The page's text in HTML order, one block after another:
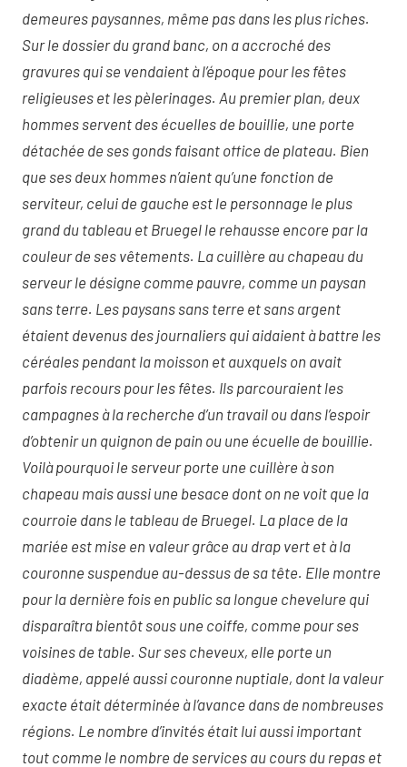
demeures paysannes, même pas dans les plus riches.
Sur le dossier du grand banc, on a accroché des
gravures qui se vendaient à l’époque pour les fêtes
religieuses et les pèlerinages. Au premier plan, deux
hommes servent des écuelles de bouillie, une porte
détachée de ses gonds faisant office de plateau. Bien
que ses deux hommes n’aient qu’une fonction de
serviteur, celui de gauche est le personnage le plus
grand du tableau et Bruegel le rehausse encore par la
couleur de ses vêtements. La cuillère au chapeau du
serveur le désigne comme pauvre, comme un paysan
sans terre. Les paysans sans terre et sans argent
étaient devenus des journaliers qui aidaient à battre les
céréales pendant la moisson et auxquels on avait
parfois recours pour les fêtes. Ils parcouraient les
campagnes à la recherche d’un travail ou dans l’espoir
d’obtenir un quignon de pain ou une écuelle de bouillie.
Voilà pourquoi le serveur porte une cuillère à son
chapeau mais aussi une besace dont on ne voit que la
courroie dans le tableau de Bruegel. La place de la
mariée est mise en valeur grâce au drap vert et à la
couronne suspendue au-dessus de sa tête. Elle montre
pour la dernière fois en public sa longue chevelure qui
disparaîtra bientôt sous une coiffe, comme pour ses
voisines de table. Sur ses cheveux, elle porte un
diadème, appelé aussi couronne nuptiale, dont la valeur
exacte était déterminée à l’avance dans de nombreuses
régions. Le nombre d’invités était lui aussi important
tout comme le nombre de services au cours du repas et